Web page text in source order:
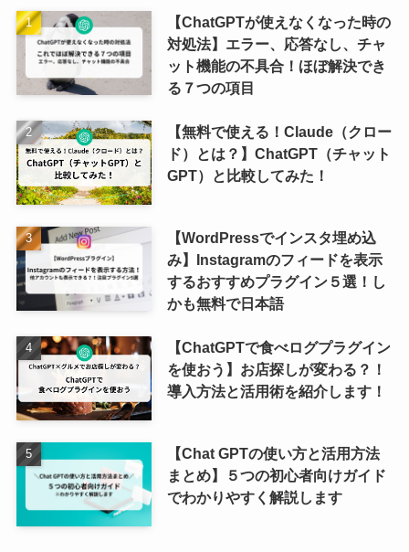
【ChatGPTが使えなくなった時の
対処法】エラー、応答なし、チャ
ット機能の不具合！ほぼ解決でき
る７つの項目
【無料で使える！Claude（クロー
ド）とは？】ChatGPT（チャット
GPT）と比較してみた！
【WordPressでインスタ埋め込
み】Instagramのフィードを表示
するおすすめプラグイン５選！し
かも無料で日本語
【ChatGPTで食べログプラグイン
を使おう】お店探しが変わる？！
導入方法と活用術を紹介します！
【Chat GPTの使い方と活用方法
まとめ】５つの初心者向けガイド
でわかりやすく解説します